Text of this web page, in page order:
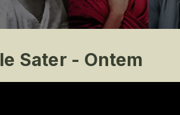
Sater - Ontem